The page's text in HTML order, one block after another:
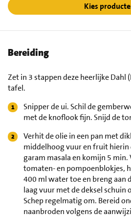
Kies
Bereiding
Zet in 3 stappen deze heerlijke Dahl
tafel.
Snipper de ui. Schil de
met de knoflook fijn. Snijd de
Verhit de olie in een pan met
middelhoog vuur en fruit hierin
garam masala en komijn 5 min.
tomaten- en pompoenblokjes,
400 ml water toe en breng aan
laag vuur met de deksel schuin
Schep regelmatig om. Bereid
naanbroden volgens de